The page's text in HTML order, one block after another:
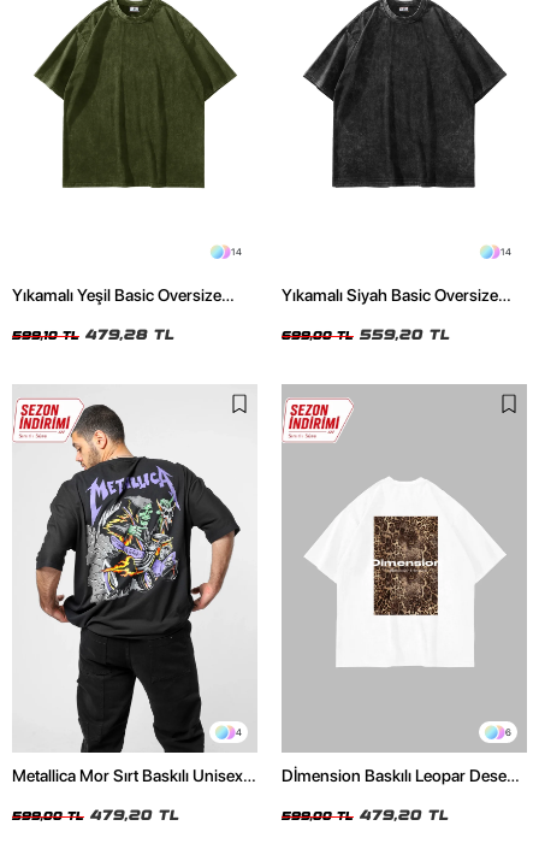
14
Yıkamalı Yeşil Basic Oversize
599,10 TL 479,28 TL
14
Yıkamalı Siyah Basic Oversize
699,00 TL 559,20 TL
4
Metallica Mor Sırt Baskılı Unisex
599,00 TL 479,20 TL
6
Dİmension Baskılı Leopar Desenli
Tshirt
599,00 TL 479,20 TL